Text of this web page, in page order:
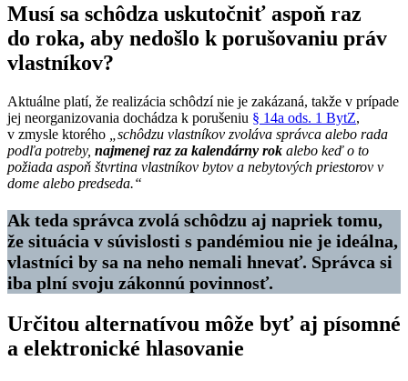
Musí sa schôdza uskutočniť aspoň raz
do roka, aby nedošlo k porušovaniu práv
vlastníkov?
Aktuálne platí, že realizácia schôdzí nie je zakázaná, takže v prípade
jej neorganizovania dochádza k porušeniu § 14a ods. 1 BytZ,
v zmysle ktorého
„schôdzu vlastníkov zvoláva správca alebo rada
podľa potreby, najmenej raz za kalendárny rok alebo keď o to
požiada aspoň štvrtina vlastníkov bytov a nebytových priestorov v
dome alebo predseda.“
Ak teda správca zvolá schôdzu aj napriek tomu,
že situácia v súvislosti s pandémiou nie je ideálna,
vlastníci by sa na neho nemali hnevať. Správca si
iba plní svoju zákonnú povinnosť.
Určitou alternatívou môže byť aj písomné
a elektronické hlasovanie